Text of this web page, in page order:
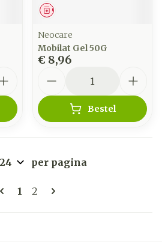
Geneesmiddel
Neocare
Mobilat Gel 50G
€ 8,96
Bestel
Pagina's
U lees momenteel pagina
1 Pagina
2
per pagina